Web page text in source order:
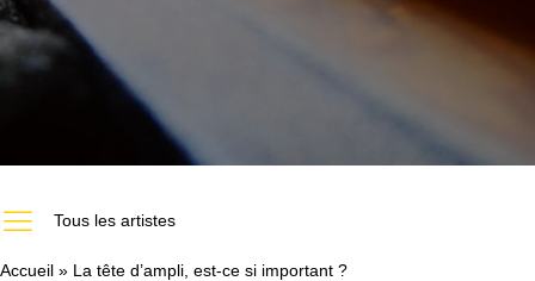
https://melodiumstudio.com/les-artistes-du-studio-melodium-paris/
Tous les artistes
Accueil » La tête d’ampli, est-ce si important ?